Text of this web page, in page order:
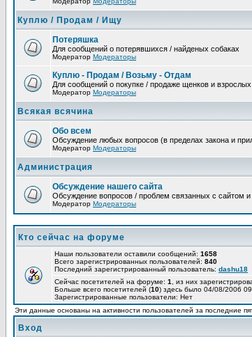
Куплю / Продам / Ищу
Потеряшка
Для сообщений о потерявшихся / найденых собаках
Модератор Модераторы
Куплю - Продам / Возьму - Отдам
Для сообщений о покупке / продаже щенков и взрослых
Модератор Модераторы
Всякая всячина
Обо всем
Обсуждение любых вопросов (в пределах закона и
Модератор Модераторы
Администрация
Обсуждение нашего сайта
Обсуждение вопросов / проблем связанных с сайтом
Модератор Модераторы
Кто сейчас на форуме
Наши пользователи оставили сообщений: 1658
Всего зарегистрированных пользователей: 840
Последний зарегистрированный пользователь: dashu18
Сейчас посетителей на форуме: 1 , из них
Больше всего посетителей (10) здесь было 04/08/2006
Зарегистрированные пользователи: Нет
Эти данные основаны на активности пользователей за последние
Вход